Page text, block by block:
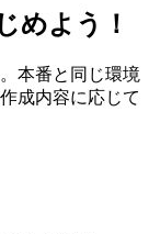
めよう！
本番と同じ環境
成内容に応じて